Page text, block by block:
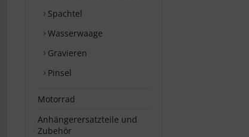
Spachtel
Wasserwaage
Gravieren
Pinsel
Motorrad
Anhängerersatzteile und
Zubehör